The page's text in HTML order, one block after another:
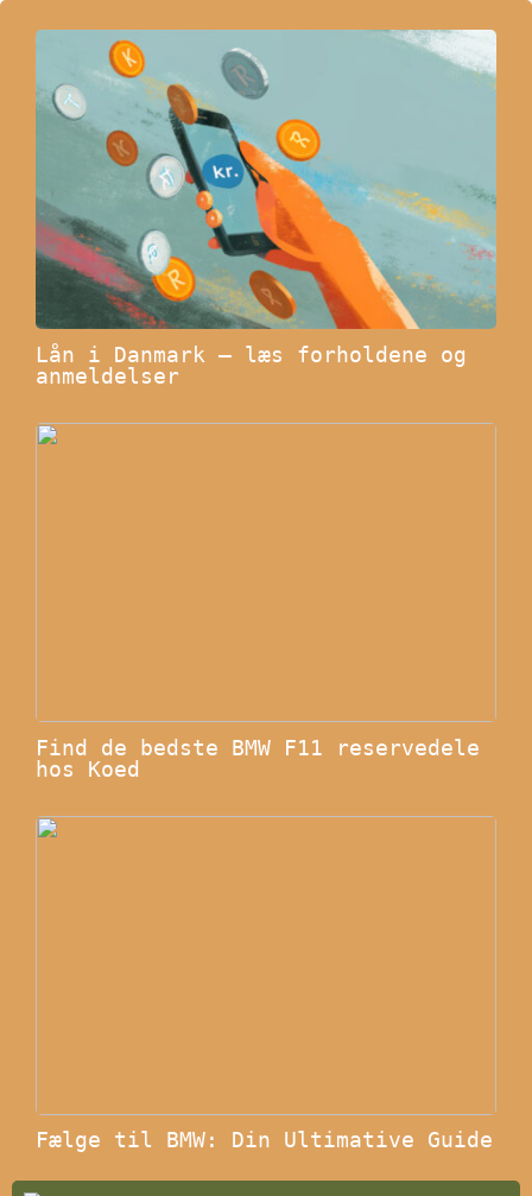
Lån i Danmark – læs forholdene og
anmeldelser
Find de bedste BMW F11 reservedele
hos Koed
Fælge til BMW: Din Ultimative Guide